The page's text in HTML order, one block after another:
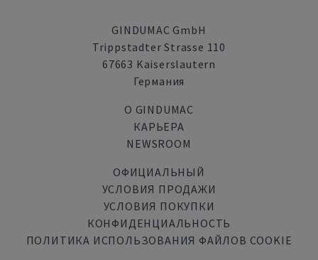
GINDUMAC GmbH
Trippstadter Strasse 110
67663 Kaiserslautern
Германия
О GINDUMAC
КАРЬЕРА
NEWSROOM
ОФИЦИАЛЬНЫЙ
УСЛОВИЯ ПРОДАЖИ
УСЛОВИЯ ПОКУПКИ
КОНФИДЕНЦИАЛЬНОСТЬ
ПОЛИТИКА ИСПОЛЬЗОВАНИЯ ФАЙЛОВ COOKIE